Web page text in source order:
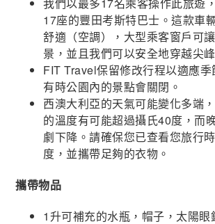
17座的豐田考斯特巴士。這款車
舒適（空調），大型乘客窗戶可
景，並且我們可以安全地穿越尖
FIT Travel保留修改行程以適應季
有時公園內的景點會關閉。
西澳大利亞的天氣可能變化多端
的溫度有可能超過攝氏40度，而
劇下降。請確保您已查看您旅行
度，並攜帶足夠的衣物。
攜帶物品
1升可補充的水瓶，帽子，太陽